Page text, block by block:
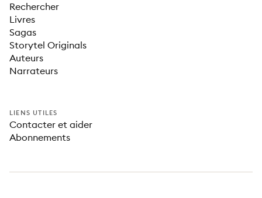
Rechercher
Livres
Sagas
Storytel Originals
Auteurs
Narrateurs
LIENS UTILES
Contacter et aider
Abonnements